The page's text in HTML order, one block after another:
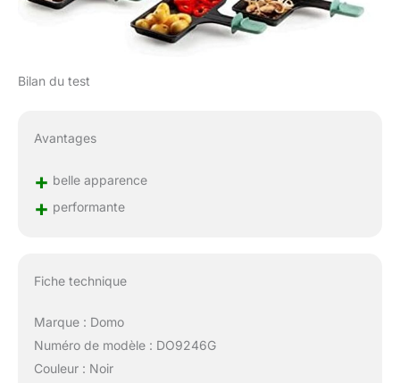
Bilan du test
Avantages
+ belle apparence
+ performante
Fiche technique
Marque : Domo
Numéro de modèle : DO9246G
Couleur : Noir